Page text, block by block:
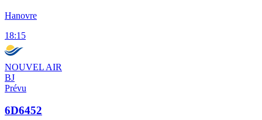
Hanovre
18:15
NOUVEL AIR
BJ
Prévu
6D6452